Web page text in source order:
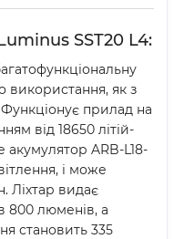
SST20 L4:
використання, як з
прилад на
від 18650 літій-
акумулятор ARB-L18-
і може
Ліхтар видає
800 люменів, а
становить 335